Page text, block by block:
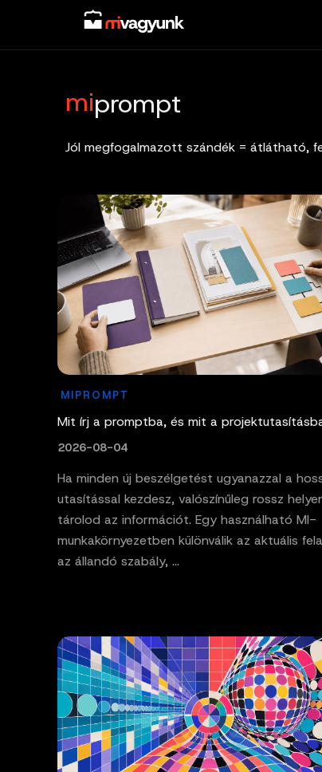
content
miprompt
Jól megfogalmazott szándék = átlátható,
MIPROMPT
Mit írj a promptba, és mit a
2026-08-04
Ha minden új beszélgetést ugyanazzal a
utasítással kezdesz, valószínűleg rossz
tárolod az információt. Egy használható MI-
munkakörnyezetben különválik az aktuális
az állandó szabály, ...